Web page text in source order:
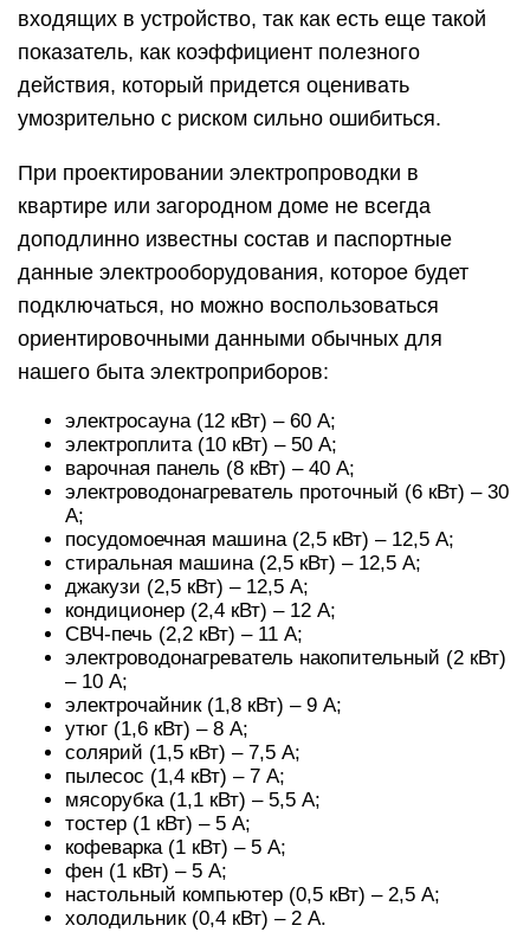
входящих в устройство, так как есть еще такой
показатель, как коэффициент полезного
действия, который придется оценивать
умозрительно с риском сильно ошибиться.
При проектировании электропроводки в
квартире или загородном доме не всегда
доподлинно известны состав и паспортные
данные электрооборудования, которое будет
подключаться, но можно воспользоваться
ориентировочными данными обычных для
нашего быта электроприборов:
электросауна (12 кВт) – 60 А;
электроплита (10 кВт) – 50 А;
варочная панель (8 кВт) – 40 А;
электроводонагреватель проточный (6 кВт) – 30
А;
посудомоечная машина (2,5 кВт) – 12,5 А;
стиральная машина (2,5 кВт) – 12,5 А;
джакузи (2,5 кВт) – 12,5 А;
кондиционер (2,4 кВт) – 12 А;
СВЧ-печь (2,2 кВт) – 11 А;
электроводонагреватель накопительный (2 кВт)
– 10 А;
электрочайник (1,8 кВт) – 9 А;
утюг (1,6 кВт) – 8 А;
солярий (1,5 кВт) – 7,5 А;
пылесос (1,4 кВт) – 7 А;
мясорубка (1,1 кВт) – 5,5 А;
тостер (1 кВт) – 5 А;
кофеварка (1 кВт) – 5 А;
фен (1 кВт) – 5 А;
настольный компьютер (0,5 кВт) – 2,5 А;
холодильник (0,4 кВт) – 2 А.